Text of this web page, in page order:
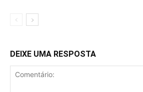
DEIXE UMA RESPOSTA